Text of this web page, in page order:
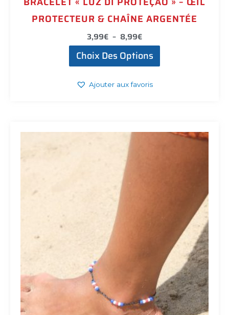
PROTECTEUR & CHAÎNE ARGENTÉE
3,99€ – 8,99€
Choix Des Options
Ajouter aux favoris